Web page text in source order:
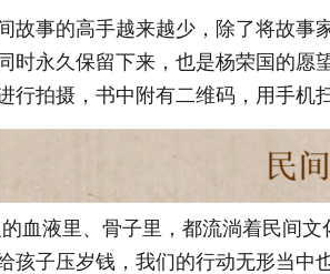
故事的高手越来越少，除了将故事
时永久保留下来，也是杨荣国的愿
行拍摄，书中附有二维码，用手机
的血液里、骨子里，都流淌着民间
孩子压岁钱，我们的行动无形当中